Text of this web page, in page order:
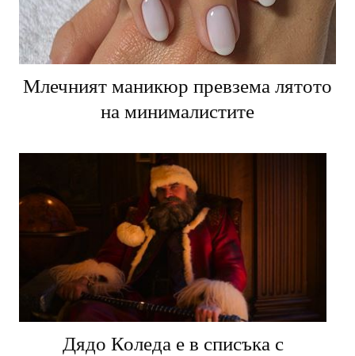
Млечният маникюр превзема лятото
на минималистите
Дядо Коледа е в списъка с